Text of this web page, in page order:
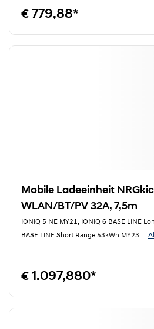
€ 779,88*
Mobile Ladeeinheit
WLAN/BT/PV 32A, 7,5m
IONIQ 5 NE MY21, IONIQ 6 BASE LINE
BASE LINE Short Range 53kWh MY23 ...
€ 1.097,880*